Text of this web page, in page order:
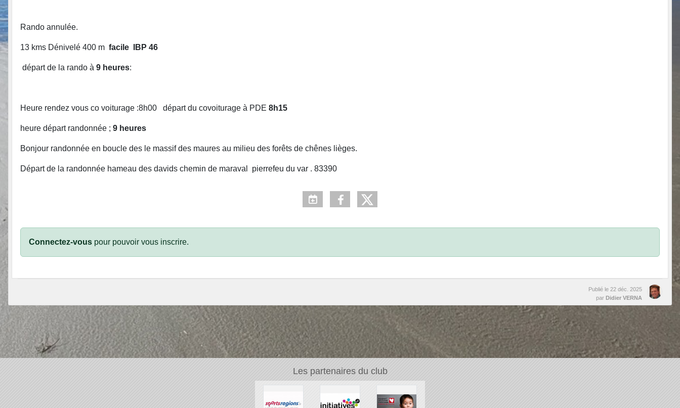
Rando annulée.
13 kms Dénivelé 400 m facile IBP 46
départ de la rando à 9 heures:
Heure rendez vous co voiturage :8h00 départ du covoiturage à PDE 8h15
heure départ randonnée ; 9 heures
Bonjour randonnée en boucle des le massif des maures au milieu des forêts de chênes lièges.
Départ de la randonnée hameau des davids chemin de maraval pierrefeu du var . 83390
Connectez-vous pour pouvoir vous inscrire.
Publié le 22 déc. 2025
par Didier VERNA
Les partenaires du club